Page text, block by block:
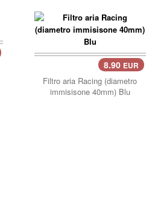
8.90 EUR
Filtro aria Racing (diametro
immisisone 40mm) Blu